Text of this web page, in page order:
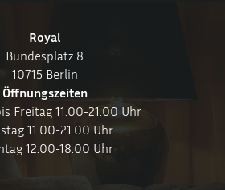
Royal
Bundesplatz 8
10715 Berlin
Öffnungszeiten
Freitag 11.00-21.00 Uhr
11.00-21.00 Uhr
12.00-18.00 Uhr